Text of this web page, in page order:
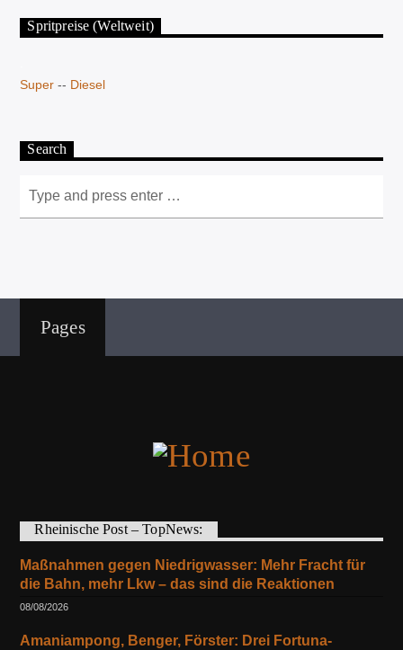
Spritpreise (Weltweit)
Super -- Diesel
Search
Pages
Rheinische Post – TopNews:
Maßnahmen gegen Niedrigwasser: Mehr Fracht für
die Bahn, mehr Lkw – das sind die Reaktionen
08/08/2026
Amaniampong, Benger, Förster: Drei Fortuna-